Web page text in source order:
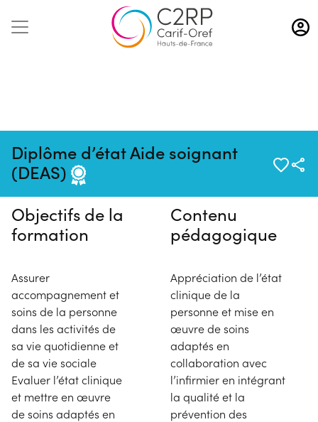
Aller
au
contenu
Diplôme d’état Aide soignant
(DEAS)
Pas de session programmée en
ce moment
Objectifs de la
formation
Assurer
accompagnement et
soins de la personne
dans les activités de
sa vie quotidienne et
de sa vie sociale
Evaluer l’état clinique
et mettre en œuvre
de soins adaptés en
Contenu
pédagogique
Appréciation de l’état
clinique de la
personne et mise en
œuvre de soins
adaptés en
collaboration avec
l’infirmier en intégrant
la qualité et la
prévention des